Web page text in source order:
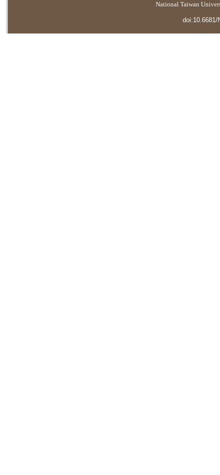
National Taiwan
doi:10.6681/